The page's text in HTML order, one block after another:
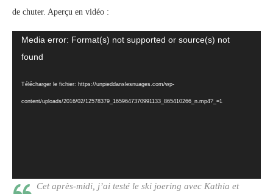
de chuter. Aperçu en vidéo :
Lecteur
vidéo
Media error: Format(s) not supported or source(s) not
found
Télécharger le fichier: https://unpieddanslesnuages.com/wp-
content/uploads/2016/02/12578379_1659647370991133_865410266_n.mp4?_=1
Cet après-midi, j’ai testé le ski joering avec Kathia et